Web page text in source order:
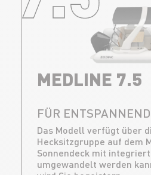
MEDLINE 7.5
FÜR
Das Modell verfügt über
Hecksitzgruppe auf dem
Sonnendeck mit
umgewandelt werden